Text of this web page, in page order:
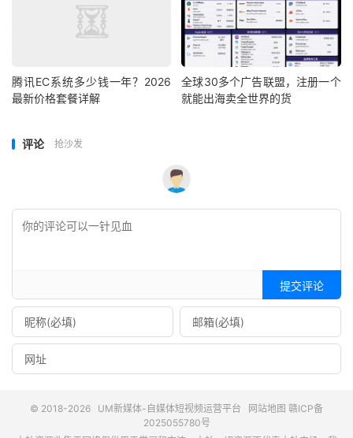
腾讯EC系统多少钱一年？2026
最新价格套餐详解
全球30多个广告联盟，注册一个
就能出海卖全世界的货
评论 抢沙发
提交评论
© 2018-2026 UM新媒体-自媒体短视频运营平台 网站地图 赣ICP备
2025055780号